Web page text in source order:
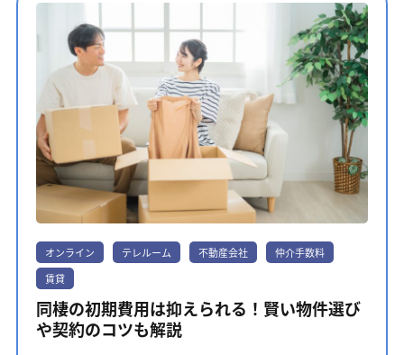
と、光熱費や食費などの生活費と合わせて無理のない家計を維持で
きます。家賃は毎月の支出の中で大きな割合を占めるため、慎重に
検討しましょう。 事前準備で一人暮らしのスタートも安心！ 初めて
の一人暮らしには、期待と同時に様々な不安がつきものです。この
記事で紹介した、一人暮らしに必要な費用と手続きの準備を計画的
に進めることで、安心して新生活をスタートできます。特に初期費
用は、賃貸物件契約時、引越し費用、家具家電の購入費用まで、
様々な支出が重なります。事前に十分な準備期間を設け、余裕を持
った資金計画を立てることが大切です。 賃貸契約と暮らしの準備は
テレルームにおまかせ テレルームは、一人暮らしをトータルでサポ
ートしています。物件探しからライフライン契約手続きのサポー
ト、引越しの段取りまで、経験豊富なスタッフがお手伝いいたしま
す。また、仲介手数料無料の物件を多数取り扱っているため、初期
ンラインでのご案内も行っています。初めての方でも、安心して一
人暮らしをスタートできますので、テレルームにお気軽にご相談く
るのにトータルいくらかかるのか、初期費用の見積もりを出しても
らいましょう。 仲介手数料が安い業者を選ぶ際のポイント 仲介手
数料が安い業者を選ぶ際には、以下のポイントを押さえましょう。
・ホームページで費用を確認できる ・不動産情報サイトの物件を取
り扱っている ホームページで費用を確認できる 仲介手数料は多く
の不動産会社にとって、重要な収益源です。 ホームページに仲介手
数料をあえて記載していない会社も数多くあります。 安くすると口
頭では言われたものの、実際は相場の家賃1か月分の仲介手数料が取
られ、トラブルになるケースも考えられます。 仲介手数料の金額が
ホームページに明記されており、金額に関して不明点が少ない不動
産会社を選びましょう。 不動産情報サイトの物件を取り扱っている
SUUMOやアットホームなどの不動産会社の物件を取り扱っている不
動産会社を選びましょう。 不動産情報サイトには仲介手数料の記載
がなく、契約時に手数料がかかることを知ったというケースもあり
ます。 そのため、不動産情報サイトの物件を取り扱っている仲介手
数料が安い会社に相談すれば、初期費用を抑えて借りられます。 テ
レルームでは、SUUMOやアットホーム、LIFULL HOME'Sに掲載さ
れている物件にも対応しています。仲介手数料の相談ができるた
め、コストを抑えて引越しできます。 東京で引っ越しを検討して
いる方は、こちらの記事も参考にしてください。 東京で仲介手数料
が安い不動産会社10選！賃貸物件を探すときの注意点も解説 仲介手
位 LIXIL不動産ショップ LIXIL不動産ショップは完全オンライン対
応が可能な不動産会社です。 全国の物件を多く扱っているため、ニ
ーズに合わせた物件を見つけられます。 VR機材を導入した360度パ
ノラマ内見で、オンラインでもお部屋の雰囲気をつかめます。 ＜
おすすめポイント＞・完全オンライン対応・VR機材を導入した360
度パノラマ内見・取扱い物件が多い 第7位 ietty ietty（イエッテ
ィ）は専用のアプリから物件を探せるオンライン提案型お部屋探し
サービスです。 スキマ時間にチャットで相談でき、自分のペースで
進められます。 実店舗を持たないことで、仲介手数料を家賃の0.5か
月分に抑えられます。 ＜おすすめポイント＞・完全オンライン対
応・東京・神奈川・千葉・埼玉の一部地域に対応・仲介手数料は家
賃の0.5か月分 第8位 イエプラ イエプラは、30秒の簡単なアン
ケートに入力するだけで、LINEやオンラインで気軽に部屋探しがで
きます。 東京・神奈川・埼玉・千葉の一部地域に対応していて、仲
ト＞・LINEやオンラインで問い合わせ可能・東京・神奈川・千葉・
埼玉の一部地域に対応・仲介手数料は基本0円 第9位 ゼロベヤ ゼロ
ベヤはLINEで簡単にお部屋探しが可能です。 デザイナーズやリノベ
手数料が実質的に0円となる物件もあります。 ＜おすすめポイント
＞・LINEで簡単部屋探し・VRでオンライン内見可能・仲介手数料は
け余裕を持った設定にしましょう。 2.固定費・生活費はどれくらい
かかるか 月々の家賃に加えて、共益費・管理費や光熱費・食費など
の生活費がかかります。これらの合計額も考慮に入れたうえで、生
活に無理のない家賃を設定しましょう。 3.将来設計の考慮 将来的な
転職や結婚・出産などのライフイベントによる環境の変化も忘れて
はいけません。特に長く住むご予定なら、今後の生活費の変化も考
えて、家賃は少し余裕を持った設定にしておくと安心です。 2人暮ら
しの賃貸を選ぶときのポイント 賃貸物件を選ぶ際、特に立地・周辺
環境・設備の3点は、快適な2人暮らしを実現するうえで大切です。
ここでは、それぞれ見るべきポイントをご紹介します。 通勤・通学
の利便性を考えた立地選び 立地選びでまず考慮すべきは、それぞれ
の通勤の利便性です。両方の職場の中間地点は1つの候補ですが、い
ずれかの職場に近い場所が選ばれるケースも多くあります。その場
合は、通勤時間が長くなる方への配慮として、家事分担や家賃負担
転職や異動の可能性も考慮に入れましょう。複数の路線が利用でき
る主要駅周辺であれば、さまざまな方面へのアクセスが良く、環境
の変化にも対応しやすくなります。 周辺環境 心地よく暮らすために
です。普段の生活に便利な場所かどうか、次のような施設がそろっ
ているかチェックしてみましょう。 ・買い物環境：スーパーマーケ
先で働くスケジュールを調整してから準備を進めることで、現職の
仕事の引継ぎや退職手続きも余裕を持って進められます。内定前に
引っ越すと、電車の乗り換え回数が多かったり、通勤時間がかかっ
たりする物件を選んでしまうかもしれません。入社日が変更になっ
た場合、引っ越しのタイミングが間に合わない可能性があります。
転職先の年収が想定したよりも下がった場合、家賃の負担が重くな
ることもあるでしょう。一方で、退職後の転職活動中に引っ越し先
を探していると、入居前の不動産会社の審査が通りにくくなる恐れ
があります。借主の収入が安定しておらず、不動産会社は家賃の支
払い能力があるか不安に感じるためです。 転職に伴う引っ越し費用
の内訳 転職に伴う引っ越し費用は、新居の家賃の6～9カ月ほどで
す。単身者の引っ越し費用の内訳は、以下の通りです。ここでは東
京から大阪へ、家賃7万円の賃貸物件に引っ越したケースを想定して
います。 引っ越し費用の内訳金額引っ越し業者に払う費用7～10万
円賃貸物件の初期費用29万円移動費用（1.5往復）4.5万円 この例で
は、引っ越し費用は40.5～43.5万円程度です。それぞれの費用の内
訳について見ていきましょう。 引っ越し業者に払う費用 地域や時
期、荷物量によっても異なりますが、単身者が引っ越し業者に支払
う費用は7～10万円程度です。1～3月の引っ越しシーズンや土日祝
日の場合、割増料金が設定されていることがあります。 賃貸物件の
初期費用 賃貸物件の初期費用は、家賃の4～6カ月分程度かかりま
オンライン テレルーム 不動産会社
仲介手数料
賃貸
同棲の初期費用は抑えられる！賢い物件選び
や契約のコツも解説